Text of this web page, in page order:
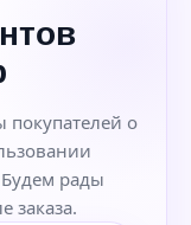
о
рады
заказа.